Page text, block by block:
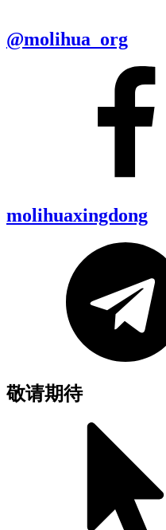
@molihua_org
molihuaxingdong
敬请期待